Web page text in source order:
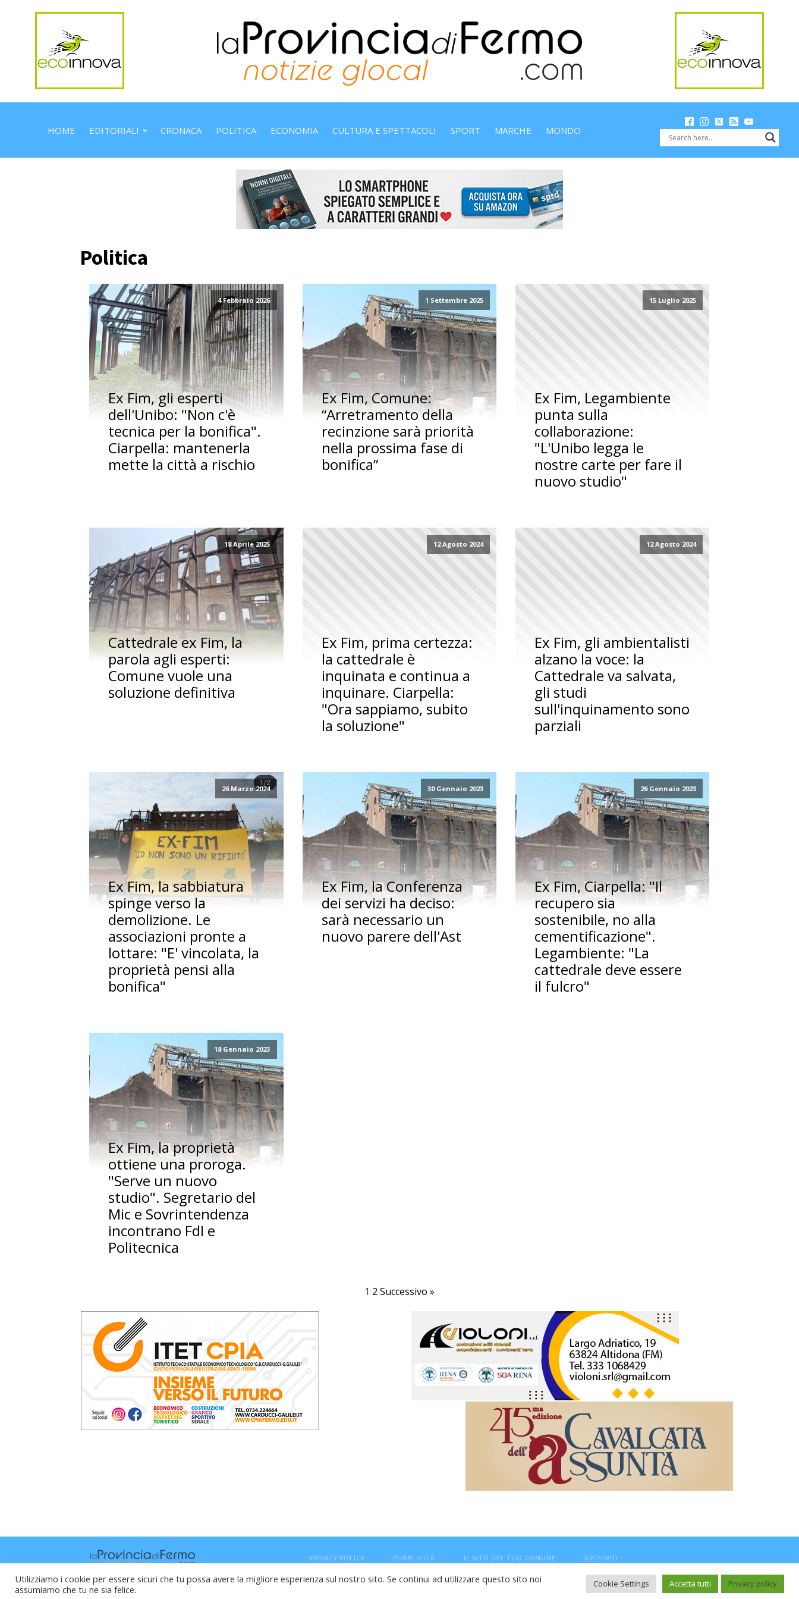
HOME EDITORIALI CRONACA POLITICA ECONOMIA CULTURA E SPETTACOLI SPORT MARCHE MONDO
Politica
4 Febbraio 2026
Ex Fim, gli esperti
dell'Unibo: "Non c'è
tecnica per la bonifica".
Ciarpella: mantenerla
mette la città a rischio
1 Settembre 2025
Ex Fim, Comune:
“Arretramento della
recinzione sarà priorità
nella prossima fase di
bonifica”
15 Luglio 2025
Ex Fim, Legambiente
punta sulla
collaborazione:
"L'Unibo legga le
nostre carte per fare il
nuovo studio"
18 Aprile 2025
Cattedrale ex Fim, la
parola agli esperti:
Comune vuole una
soluzione definitiva
12 Agosto 2024
Ex Fim, prima certezza:
la cattedrale è
inquinata e continua a
inquinare. Ciarpella:
"Ora sappiamo, subito
la soluzione"
12 Agosto 2024
Ex Fim, gli ambientalisti
alzano la voce: la
Cattedrale va salvata,
gli studi
sull'inquinamento sono
parziali
26 Marzo 2024
Ex Fim, la sabbiatura
spinge verso la
demolizione. Le
associazioni pronte a
lottare: "E' vincolata, la
proprietà pensi alla
bonifica"
30 Gennaio 2023
Ex Fim, la Conferenza
dei servizi ha deciso:
sarà necessario un
nuovo parere dell'Ast
26 Gennaio 2023
Ex Fim, Ciarpella: "Il
recupero sia
sostenibile, no alla
cementificazione".
Legambiente: "La
cattedrale deve essere
il fulcro"
18 Gennaio 2023
Ex Fim, la proprietà
ottiene una proroga.
"Serve un nuovo
studio". Segretario del
Mic e Sovrintendenza
incontrano FdI e
Politecnica
1 2 Successivo »
PRIVACY POLICY PUBBLICITÀ IL SITO DEL TUO COMUNE ARCHIVIO
Raffaele Vitali - via Leopardi 10 - 61121 Pesaro (PU) - Cod.Fisc VTLRFL77B02L500Y - Testata giornalistica, aut. Trib.Fermo n.04/2010 del 05/08/2010
Utilizziamo i cookie per essere sicuri che tu possa avere la migliore esperienza sul nostro sito. Se continui ad utilizzare questo sito noi
assumiamo che tu ne sia felice.
Cookie Settings Accetta tutti Privacy policy